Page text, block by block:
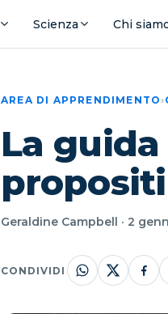
Scienza Chi
AREA DI APPRENDIMENTO›
La
Geraldine Campbell · 2
CONDIVIDI